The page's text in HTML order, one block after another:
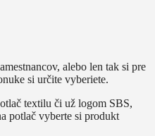
alebo len tak si pre
si určite vyberiete.
textilu či už logom SBS,
potlač vyberte si produkt